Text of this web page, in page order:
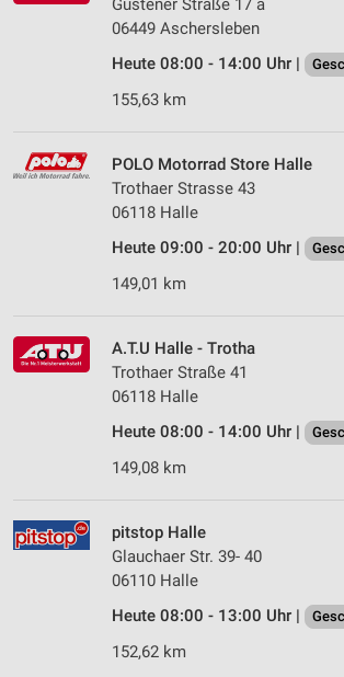
Güstener Straße 17 a
06449 Aschersleben
Heute 08:00 - 14:00 Uhr |
155,63 km
POLO Motorrad Store Halle
Trothaer Strasse 43
06118 Halle
Heute 09:00 - 20:00 Uhr |
149,01 km
A.T.U Halle - Trotha
Trothaer Straße 41
06118 Halle
Heute 08:00 - 14:00 Uhr |
149,08 km
pitstop Halle
Glauchaer Str. 39- 40
06110 Halle
Heute 08:00 - 13:00 Uhr |
152,62 km